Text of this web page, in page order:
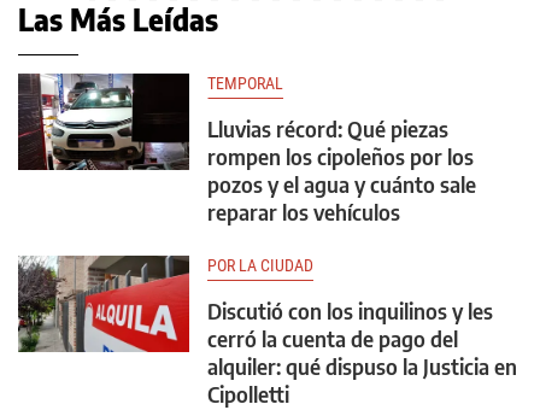
Las Más Leídas
TEMPORAL
Lluvias récord: Qué piezas
rompen los cipoleños por los
pozos y el agua y cuánto sale
reparar los vehículos
POR LA CIUDAD
Discutió con los inquilinos y les
cerró la cuenta de pago del
alquiler: qué dispuso la Justicia en
Cipolletti